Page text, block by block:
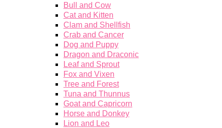
Bull and Cow
Cat and Kitten
Clam and Shellfish
Crab and Cancer
Dog and Puppy
Dragon and Draconic
Leaf and Sprout
Fox and Vixen
Tree and Forest
Tuna and Thunnus
Goat and Capricorn
Horse and Donkey
Lion and Leo